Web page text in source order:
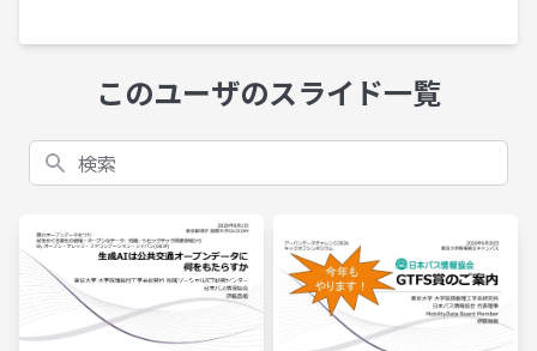
このユーザのスライド一覧
検索